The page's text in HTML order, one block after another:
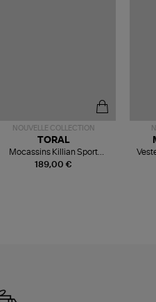
NOUVELLE COLLECTION
189,00 €
TORAL
Mocassins Killian Sport
Mousse